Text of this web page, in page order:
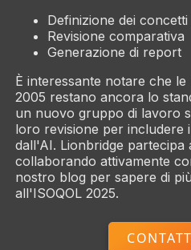
Definizione dei concetti
Revisione comparativa
Generazione di report
È interessante notare che le
2005 restano ancora lo
un nuovo gruppo di lavoro
loro revisione per includere
dall'AI. Lionbridge partecipa
collaborando attivamente
nostro blog per sapere di
all'ISOQOL 2025.